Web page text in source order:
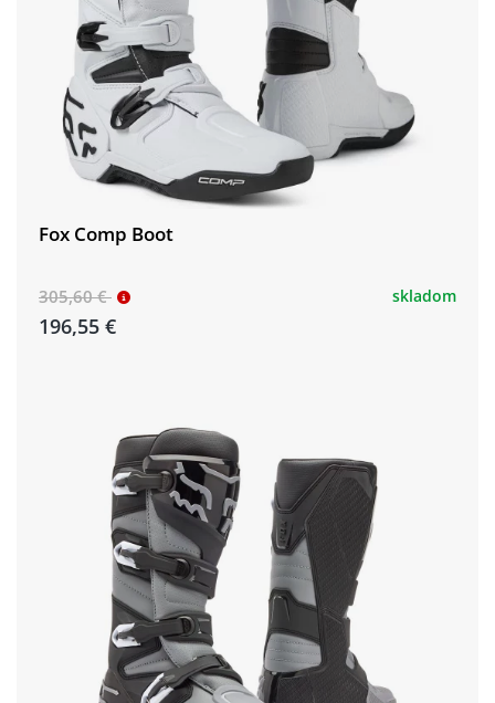
Fox Comp Boot
305,60 €
196,55 €
skladom